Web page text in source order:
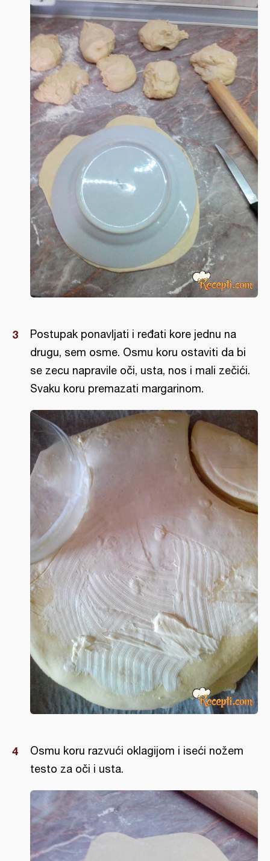
Postupak ponavljati i ređati kore jednu na
drugu, sem osme. Osmu koru ostaviti da bi
se zecu napravile oči, usta, nos i mali zečići.
Svaku koru premazati margarinom.
Osmu koru razvući oklagijom i iseći nožem
testo za oči i usta.